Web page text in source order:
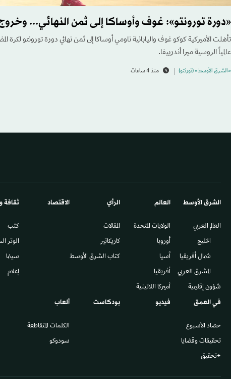
«دورة تورونتو»: غوف وأوساكا إلى ثمن النهائي... وخروج
تأهلت الأميركية كوكو غوف واليابانية ناومي أوساكا إلى ثمن نهائي دورة تورونتو لكرة
عالمياً الروسية ميرا أندرييفا.
«الشرق الأوسط» (تورنتو) منذ 4 ساعات
الشرق الأوسط​
العالم العربي
الخليج
شمال أفريقيا
المشرق العربي
شؤون إقليمية
العالم
الولايات المتحدة
أوروبا
آسيا
أفريقيا
أميركا اللاتينية
الرأي
المقالات
كاريكاتير
كتاب الشرق الأوسط
الاقتصاد ثقافة
كتب
الوتر
سينما
إعلام
في العمق
حصاد الأسبوع
تحقيقات وقضايا
+تحقيق
فيديو بودكاست ألعاب
الكلمات المتقاطعة
سودوكو